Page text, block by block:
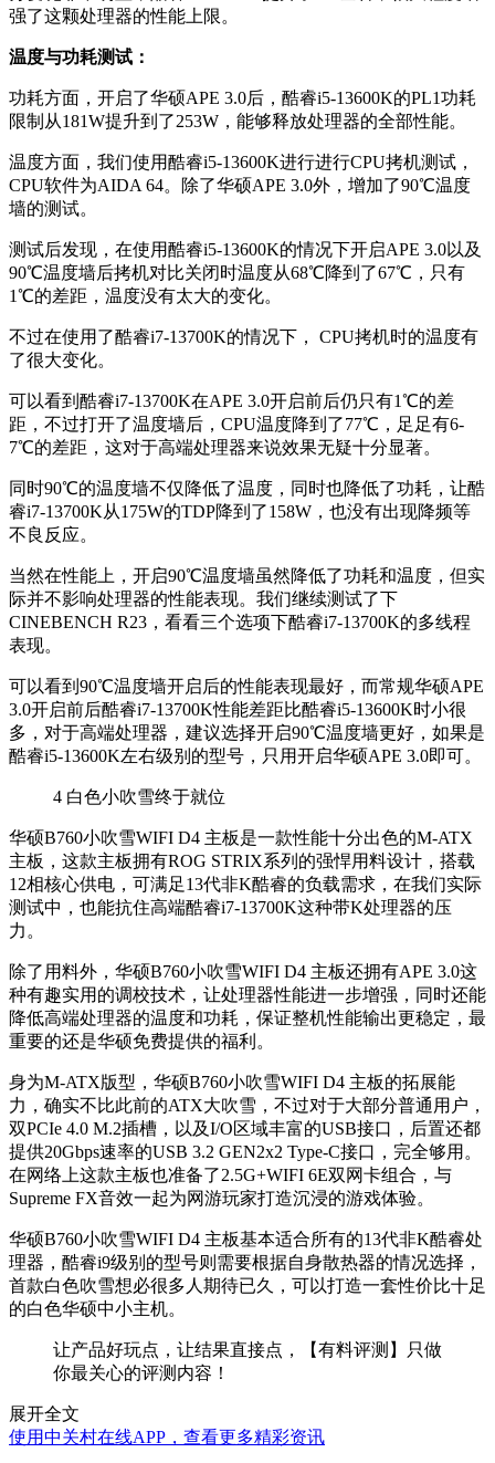
强了这颗处理器的性能上限。
温度与功耗测试：
功耗方面，开启了华硕APE 3.0后，酷睿i5-13600K的PL1功耗
限制从181W提升到了253W，能够释放处理器的全部性能。
温度方面，我们使用酷睿i5-13600K进行进行CPU拷机测试，
CPU软件为AIDA 64。除了华硕APE 3.0外，增加了90℃温度
墙的测试。
测试后发现，在使用酷睿i5-13600K的情况下开启APE 3.0以及
90℃温度墙后拷机对比关闭时温度从68℃降到了67℃，只有
1℃的差距，温度没有太大的变化。
不过在使用了酷睿i7-13700K的情况下， CPU拷机时的温度有
了很大变化。
可以看到酷睿i7-13700K在APE 3.0开启前后仍只有1℃的差
距，不过打开了温度墙后，CPU温度降到了77℃，足足有6-
7℃的差距，这对于高端处理器来说效果无疑十分显著。
同时90℃的温度墙不仅降低了温度，同时也降低了功耗，让酷
睿i7-13700K从175W的TDP降到了158W，也没有出现降频等
不良反应。
当然在性能上，开启90℃温度墙虽然降低了功耗和温度，但实
际并不影响处理器的性能表现。我们继续测试了下
CINEBENCH R23，看看三个选项下酷睿i7-13700K的多线程
表现。
可以看到90℃温度墙开启后的性能表现最好，而常规华硕APE
3.0开启前后酷睿i7-13700K性能差距比酷睿i5-13600K时小很
多，对于高端处理器，建议选择开启90℃温度墙更好，如果是
酷睿i5-13600K左右级别的型号，只用开启华硕APE 3.0即可。
4 白色小吹雪终于就位
华硕B760小吹雪WIFI D4 主板是一款性能十分出色的M-ATX
主板，这款主板拥有ROG STRIX系列的强悍用料设计，搭载
12相核心供电，可满足13代非K酷睿的负载需求，在我们实际
测试中，也能抗住高端酷睿i7-13700K这种带K处理器的压
力。
除了用料外，华硕B760小吹雪WIFI D4 主板还拥有APE 3.0这
种有趣实用的调校技术，让处理器性能进一步增强，同时还能
降低高端处理器的温度和功耗，保证整机性能输出更稳定，最
重要的还是华硕免费提供的福利。
身为M-ATX版型，华硕B760小吹雪WIFI D4 主板的拓展能
力，确实不比此前的ATX大吹雪，不过对于大部分普通用户，
双PCIe 4.0 M.2插槽，以及I/O区域丰富的USB接口，后置还都
提供20Gbps速率的USB 3.2 GEN2x2 Type-C接口，完全够用。
在网络上这款主板也准备了2.5G+WIFI 6E双网卡组合，与
Supreme FX音效一起为网游玩家打造沉浸的游戏体验。
华硕B760小吹雪WIFI D4 主板基本适合所有的13代非K酷睿处
理器，酷睿i9级别的型号则需要根据自身散热器的情况选择，
首款白色吹雪想必很多人期待已久，可以打造一套性价比十足
的白色华硕中小主机。
让产品好玩点，让结果直接点，【有料评测】只做
你最关心的评测内容！
展开全文
使用中关村在线APP，查看更多精彩资讯